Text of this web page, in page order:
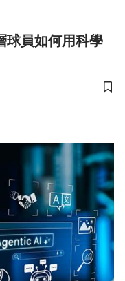
球員如何用科學
儲